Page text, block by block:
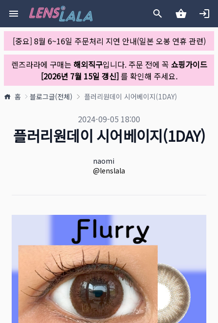
[중요] 8월 6~16일 주문처리 지연 안내(일본 오봉 연휴 관련)
렌즈라라에 구매는 해외직구입니다. 주문 전에 꼭 쇼핑가이드
[2026년 7월 15일 갱신]를 확인해 주세요.
홈 블로그글(전체) 플러리원데이 시어베이지(1DAY)
2024-09-05 18:00
플러리원데이 시어베이지(1DAY)
이름
naomi
X URL
@lenslala